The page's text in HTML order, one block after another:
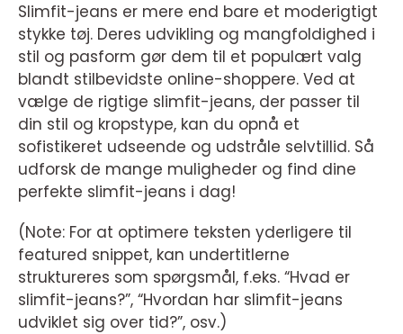
Slimfit-jeans er mere end bare et moderigtigt
stykke tøj. Deres udvikling og mangfoldighed i
stil og pasform gør dem til et populært valg
blandt stilbevidste online-shoppere. Ved at
vælge de rigtige slimfit-jeans, der passer til
din stil og kropstype, kan du opnå et
sofistikeret udseende og udstråle selvtillid. Så
udforsk de mange muligheder og find dine
perfekte slimfit-jeans i dag!
(Note: For at optimere teksten yderligere til
featured snippet, kan undertitlerne
struktureres som spørgsmål, f.eks. “Hvad er
slimfit-jeans?”, “Hvordan har slimfit-jeans
udviklet sig over tid?”, osv.)